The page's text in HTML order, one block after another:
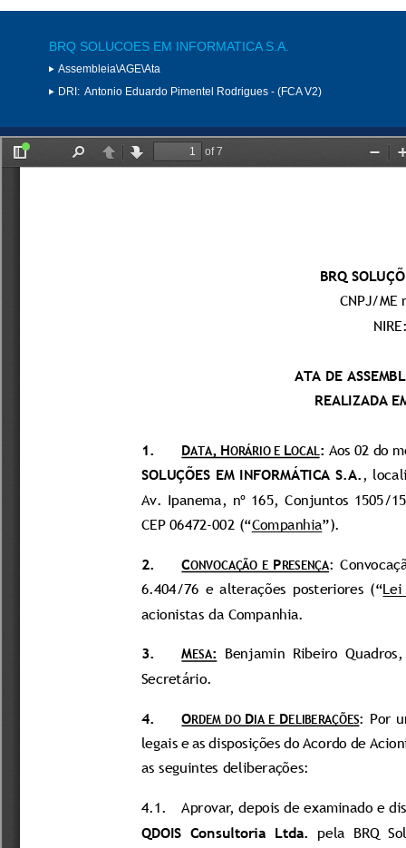
BRQ SOLUCOES EM INFORMATICA S.A.
Assembleia\AGE\Ata
DRI: Antonio Eduardo Pimentel Rodrigues - (FCA V2)